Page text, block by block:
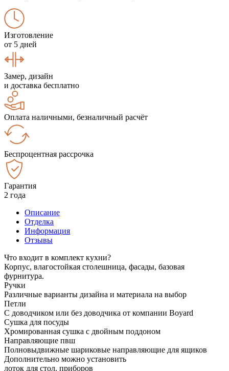
Изготовление
от 5 дней
Замер, дизайн
и доставка бесплатно
Оплата наличными, безналичный расчёт
Беспроцентная рассрочка
Гарантия
2 года
Описание
Отделка
Информация
Отзывы
Что входит в комплект кухни?
Корпус, влагостойкая столешница, фасады, базовая
фурнитура.
Ручки
Различные варианты дизайна и материала на выбор
Петли
С доводчиком или без доводчика от компании Boyard
Сушка для посуды
Хромированная сушка с двойным поддоном
Направляющие пвш
Полновыдвижные шариковые направляющие для ящиков
Дополнительно можно установить
лоток для стол. приборов